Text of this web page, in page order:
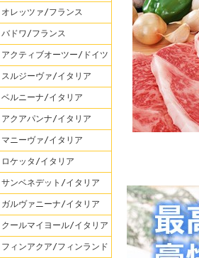
オレッツァ/フランス
バドワ/フランス
アクティブオーツー/ドイツ
スルジーヴァ/イタリア
ベルニーナ/イタリア
アクアパンナ/イタリア
マニーヴァ/イタリア
ロケッタ/イタリア
サンベネデット/イタリア
ガルヴァニーナ/イタリア
クールマイヨール/イタリア
フィンアクア/フィンランド